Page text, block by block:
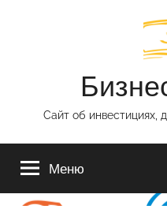
Сайт об инвестициях,
Меню